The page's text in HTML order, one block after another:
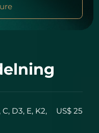
D3, E, K2,
US$ 25